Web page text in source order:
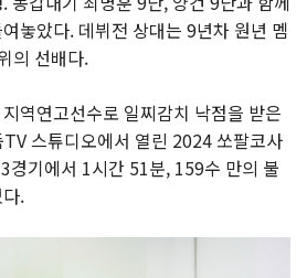
놓았다. 데뷔전 상대는 9년차 원년 멤
의 선배다.
역연고선수로 일찌감치 낙점을 받은
스튜디오에서 열린 2024 쏘팔코사
경기에서 1시간 51분, 159수 만의 불
.